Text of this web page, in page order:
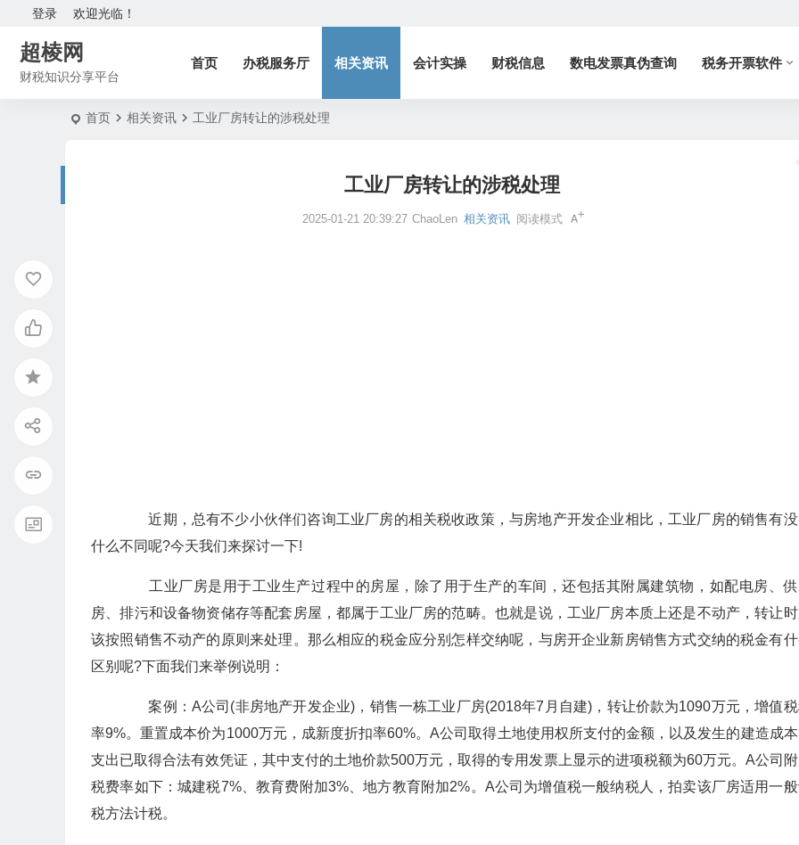
欢迎光临！
登录
超棱网
财税知识分享平台
首页 办税服务厅 相关资讯 会计实操 财税信息 数电发票真伪查询 税务开票软件
首页 相关资讯 工业厂房转让的涉税处理
工业厂房转让的涉税处理
2025-01-21 20:39:27 ChaoLen 相关资讯 阅读模式
近期，总有不少小伙伴们咨询工业厂房的相关税收政策，与房地产开发企业相比，工业厂房的销售有
什么不同呢?今天我们来探讨一下!
工业厂房是用于工业生产过程中的房屋，除了用于生产的车间，还包括其附属建筑物，如配电房、供
房、排污和设备物资储存等配套房屋，都属于工业厂房的范畴。也就是说，工业厂房本质上还是不动产，转让
该按照销售不动产的原则来处理。那么相应的税金应分别怎样交纳呢，与房开企业新房销售方式交纳的税金有什
区别呢?下面我们来举例说明：
案例：A公司(非房地产开发企业)，销售一栋工业厂房(2018年7月自建)，转让价款为1090万元，增值
率9%。重置成本价为1000万元，成新度折扣率60%。A公司取得土地使用权所支付的金额，以及发生的建造成
支出已取得合法有效凭证，其中支付的土地价款500万元，取得的专用发票上显示的进项税额为60万元。A公司
税费率如下：城建税7%、教育费附加3%、地方教育附加2%。A公司为增值税一般纳税人，拍卖该厂房适用一
税方法计税。